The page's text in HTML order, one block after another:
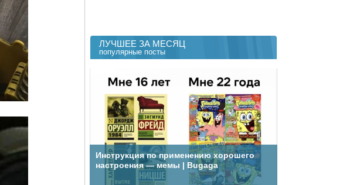
ЛУЧШЕЕ ЗА МЕСЯЦ
популярные посты
Инструкция по применению хорошего
настроения — мемы | Bugaga